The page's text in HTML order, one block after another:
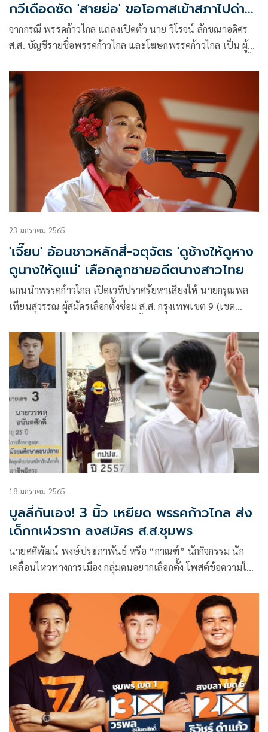
กวีเดือดซัด 'สายย่อ' ขอโอกาสเข้าสภาไปด่า
'ประยุทธ์'
จากกรณี พรรคก้าวไกล แถลงเปิดตัว นาย วิโรจน์ ลักขณาอดิศร
ส.ส. บัญชีรายชื่อพรรคก้าวไกล และโฆษกพรรคก้าวไกล เป็น ผู้
23 มกราคม 2565
'เจี๊ยบ' อ้อนชาวหลักสี่-จตุจัตร 'ดูช้างให้ดูหาง
ดูนางให้ดูแม่' เลือกลูกชายอดีตนางสาวไทย
แกนนำพรรคก้าวไกล เปิดเวทีปราศรัยหาเสียงให้ นายกรุณพล
เทียนสุวรรณ ผู้สมัครเลือกตั้งซ่อม ส.ส. กรุงเทพเขต 9 (เขต
เขตจตุจักร
18 มกราคม 2565
บูลลี่กันเอง! 3 นิ้ว เหยียด พรรคก้าวไกล ส่ง
เด็กกเฬวราก ลงสมัคร ส.ส.ชุมพร
นายศศิพัฒน์ พงษ์ประภาพันธ์ หรือ “กาณฑ์” นักกิจกรรม นัก
เคลื่อนไหวทางการเมือง กลุ่มคนอยากเลือกตั้ง โพสต์ข้อความใน
ชุมพร คิดถูกแล้วค่ะที่กาพรรคประชาธิปัตย์